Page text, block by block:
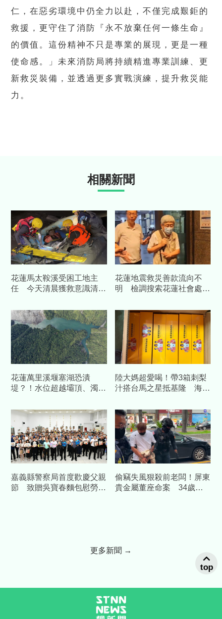
仁，在惡劣環境中仍全力以赴，不僅完成艱鉅的
救援，更守住了消防『永不放棄任何一條生命』
的價值。這份精神不只是專業的展現，更是一種
使命感。」未來消防局將持續精進專業訓練、更
新救災裝備，並透過更多實戰演練，提升救災能
力。
相關新聞
花蓮馬太鞍溪受困工地主
任 今天清晨獲救意識清楚
花蓮地震救災善款流向不
明 檢調搜索花蓮社會處
花蓮萬里溪堰塞湖恐潰
堤？！水位超越壩頂、濁水
光
陸大媽超愛喝！帶3箱刺梨
汁搭台馬之星抵基隆 海巡
嘉義縣警察局首度歡慶父親
節 致贈吳寶春麵包慰勞警
偷竊失風狠殺前老闆！屏東
貴金屬董座命案 34歲前
更多新聞 →
top